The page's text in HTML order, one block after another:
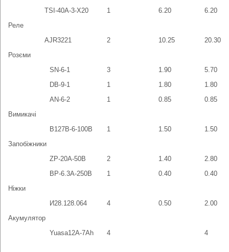
TSI-40A-3-X20
1 6.20
6.20
Реле
AJR3221
2 10.25
20.30
Розєми
SN-6-1
3 1.90
5.70
DB-9-1
1 1.80
1.80
AN-6-2
1 0.85
0.85
Вимикачі
В127В-6-100В
1 1.50
1.50
Запобіжники
ZP-20А-50В
2 1.40
2.80
BP-6.3A-250B
1 0.40
0.40
Ніжки
И28.128.064
4 0.50
2.00
Акумулятор
Yuasa12A-7Ah
4 4